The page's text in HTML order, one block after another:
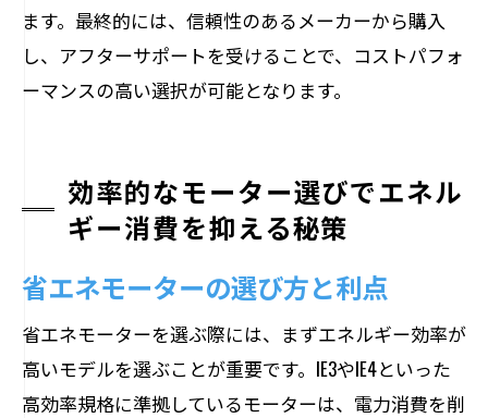
ます。最終的には、信頼性のあるメーカーから購入
し、アフターサポートを受けることで、コストパフォ
ーマンスの高い選択が可能となります。
効率的なモーター選びでエネル
ギー消費を抑える秘策
省エネモーターの選び方と利点
省エネモーターを選ぶ際には、まずエネルギー効率が
高いモデルを選ぶことが重要です。IE3やIE4といった
高効率規格に準拠しているモーターは、電力消費を削